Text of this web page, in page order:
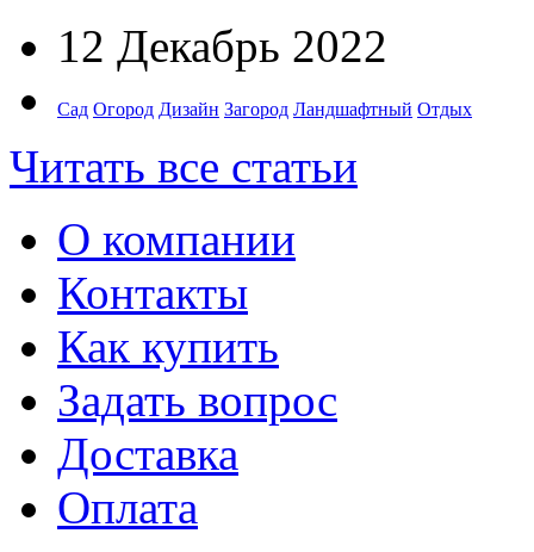
12 Декабрь 2022
Сад Огород Дизайн Загород Ландшафтный Отдых
Читать все статьи
О компании
Контакты
Как купить
Задать вопрос
Доставка
Оплата